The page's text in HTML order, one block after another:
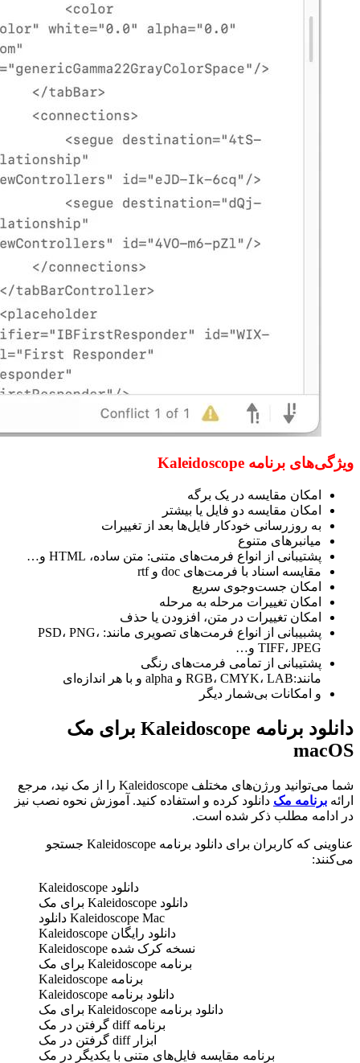
ویژگی‌های برنامه Kaleidoscope
امکان مقایسه در یک برگه
امکان مقایسه دو فایل یا بیشتر
به روزرسانی خودکار فایل‌ها بعد از تغییرات
میانبرهای متنوع
پشتیبانی از انواع فرمت‌های متنی: متن ساده، HTML و…
مقایسه اسناد با فرمت‌های doc و rtf
امکان جست‌وجوی سریع
امکان تغییرات مرحله به مرحله
امکان تغییرات در متن، افزودن یا حذف
پشبیبانی از انواع فرمت‌های تصویری مانند: PSD، PNG،
TIFF، JPEG و…
پشتیبانی از تمامی فرمت‌های رنگی
مانند:RGB، CMYK، LAB و alpha و با هر اندازه‌ای
و امکانات بی‌شمار دیگر
دانلود برنامه Kaleidoscope برای مک
macOS
شما می‌توانید ورژن‌های مختلف Kaleidoscope را از مک نید، مرجع
ارائه برنامه مک دانلود کرده و استفاده کنید. آموزش نحوه نصب نیز
در ادامه مطلب ذکر شده است.
عناوینی که کاربران برای دانلود برنامه Kaleidoscope جستجو
می‌کنند:
دانلود Kaleidoscope
دانلود Kaleidoscope برای مک
Kaleidoscope Mac دانلود
دانلود رایگان Kaleidoscope
نسخه کرک شده Kaleidoscope
برنامه Kaleidoscope برای مک
برنامه Kaleidoscope
دانلود برنامه Kaleidoscope
دانلود برنامه Kaleidoscope برای مک
برنامه diff گرفتن در مک
ابزار diff گرفتن در مک
برنامه مقایسه فایل‌های متنی با یکدیگر در مک